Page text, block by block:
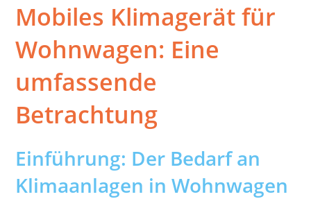
Mobiles Klimagerät für
Wohnwagen: Eine
umfassende
Betrachtung
Einführung: Der Bedarf an
Klimaanlagen in Wohnwagen